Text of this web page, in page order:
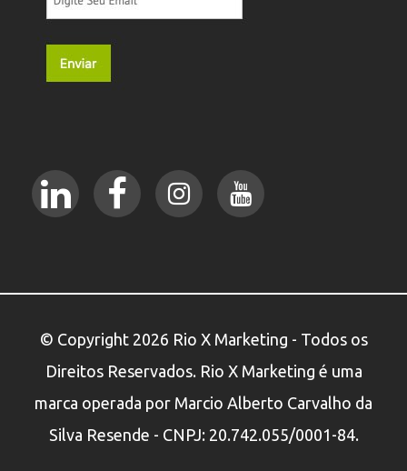
© Copyright 2026 Rio X Marketing - Todos os
Direitos Reservados. Rio X Marketing é uma
marca operada por Marcio Alberto Carvalho da
Silva Resende - CNPJ: 20.742.055/0001-84.